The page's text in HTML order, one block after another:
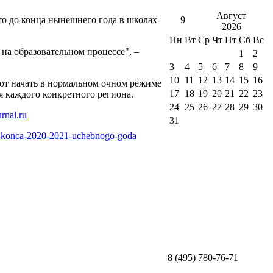
до конца нынешнего года в школах
образовательном процессе", –
начать в нормальном очном режиме
каждого конкретного региона.
2020-2021-uchebnogo-goda
9
Август
2026
Пн Вт Ср Чт Пт Сб Вс
1
2
3
4 5 6 7 8
9
10 11 12 13 14 15 16
17 18 19 20 21 22 23
24 25 26 27 28 29 30
31
8 (495) 780-76-71